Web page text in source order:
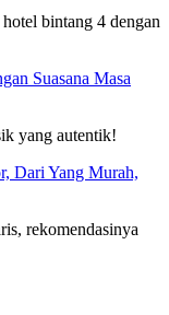
bintang 4 dengan
Suasana Masa
yang autentik!
Dari Yang Murah,
rekomendasinya